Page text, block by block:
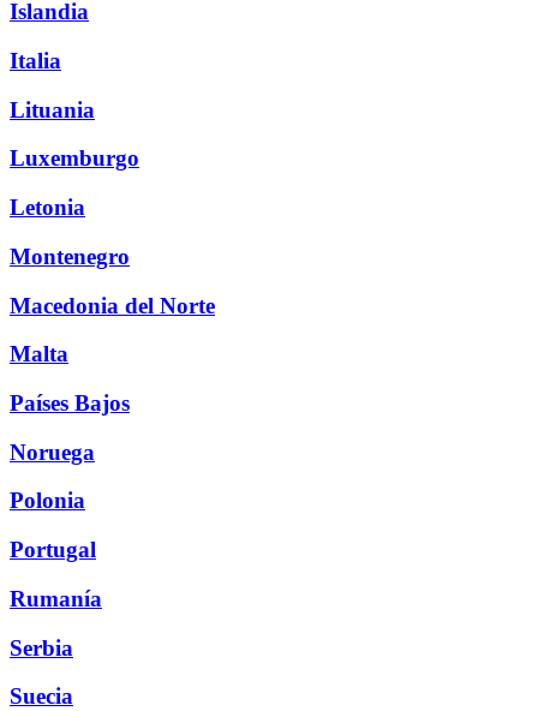
Islandia
Italia
Lituania
Luxemburgo
Letonia
Montenegro
Macedonia del Norte
Malta
Países Bajos
Noruega
Polonia
Portugal
Rumanía
Serbia
Suecia